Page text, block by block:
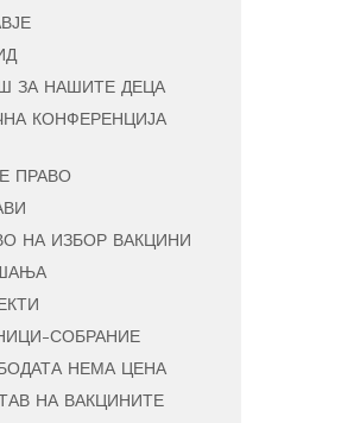
ЗА НАШИТЕ ДЕЦА
КОНФЕРЕНЦИЈА
ПРАВО
НА ИЗБОР ВАКЦИНИ
СОБРАНИЕ
НЕМА ЦЕНА
НА ВАКЦИНИТЕ